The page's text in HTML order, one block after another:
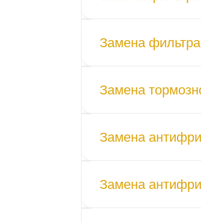
Замена
Замена
Замена
Замена